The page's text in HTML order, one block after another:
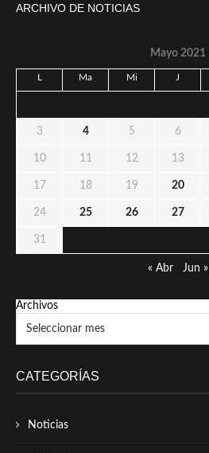
ARCHIVO DE NOTICIAS
Mayo 2021
L Ma Mi J
3 4 5 6
10 11 12 13
17 18 19 20
24 25 26 27
31
« Abr Jun »
Archivos
CATEGORÍAS
Noticias